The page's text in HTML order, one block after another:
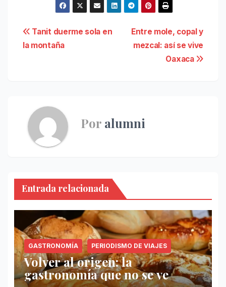
Navegación
de
Entre mole, copal y
mezcal: así se vive
Oaxaca
Tanit duerme sola en
la montaña
Por alumni
Entrada relacionada
GASTRONOMÍA PERIODISMO DE VIAJES
Volver al origen: la
gastronomía que no se ve